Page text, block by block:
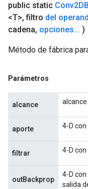
public static
<T>, filtro del
cadena, opciones... )
Método de fábrica
Parámetros
alcance alcance
aporte 4-D
filtrar 4-D
outBackprop
4-D
salida